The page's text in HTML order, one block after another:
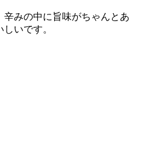
みの中に旨味がちゃんとあ
いです。